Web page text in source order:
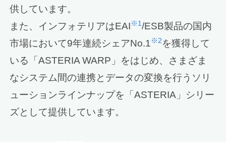
供しています。
また、インフォテリアはEAI※1/ESB製品の国内
市場において9年連続シェアNo.1※2を獲得して
いる「ASTERIA WARP」をはじめ、さまざま
なシステム間の連携とデータの変換を行うソリ
ューションラインナップを「ASTERIA」シリー
ズとして提供しています。